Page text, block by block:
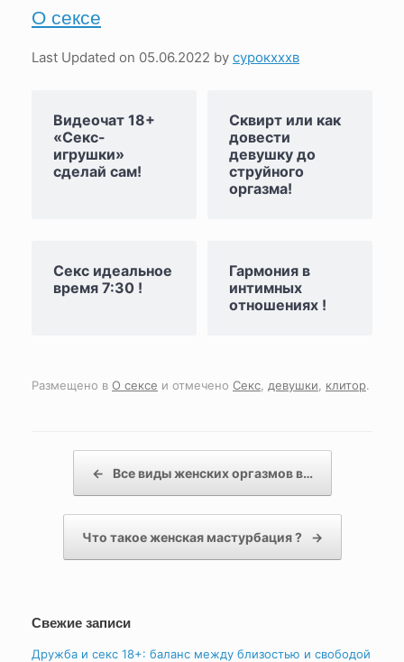
О сексе
Last Updated on 05.06.2022 by сурокхххв
Видеочат 18+
«Секс-
игрушки»
сделай сам!
Сквирт или как
довести
девушку до
струйного
оргазма!
Секс идеальное
время 7:30 !
Гармония в
интимных
отношениях !
Размещено в О сексе и отмечено Секс девушки клитор.
Навигация по записям
← Все виды женских оргазмов в…
Что такое женская мастурбация ? →
Свежие записи
Дружба и секс 18+: баланс между близостью и свободой